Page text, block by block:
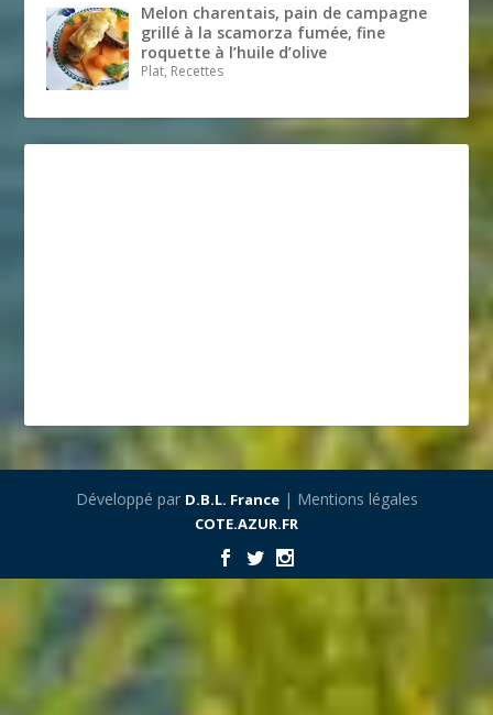
Melon charentais, pain de campagne
grillé à la scamorza fumée, fine
roquette à l’huile d’olive
Plat, Recettes
Développé par D.B.L. France| Mentions légales
COTE.AZUR.FR